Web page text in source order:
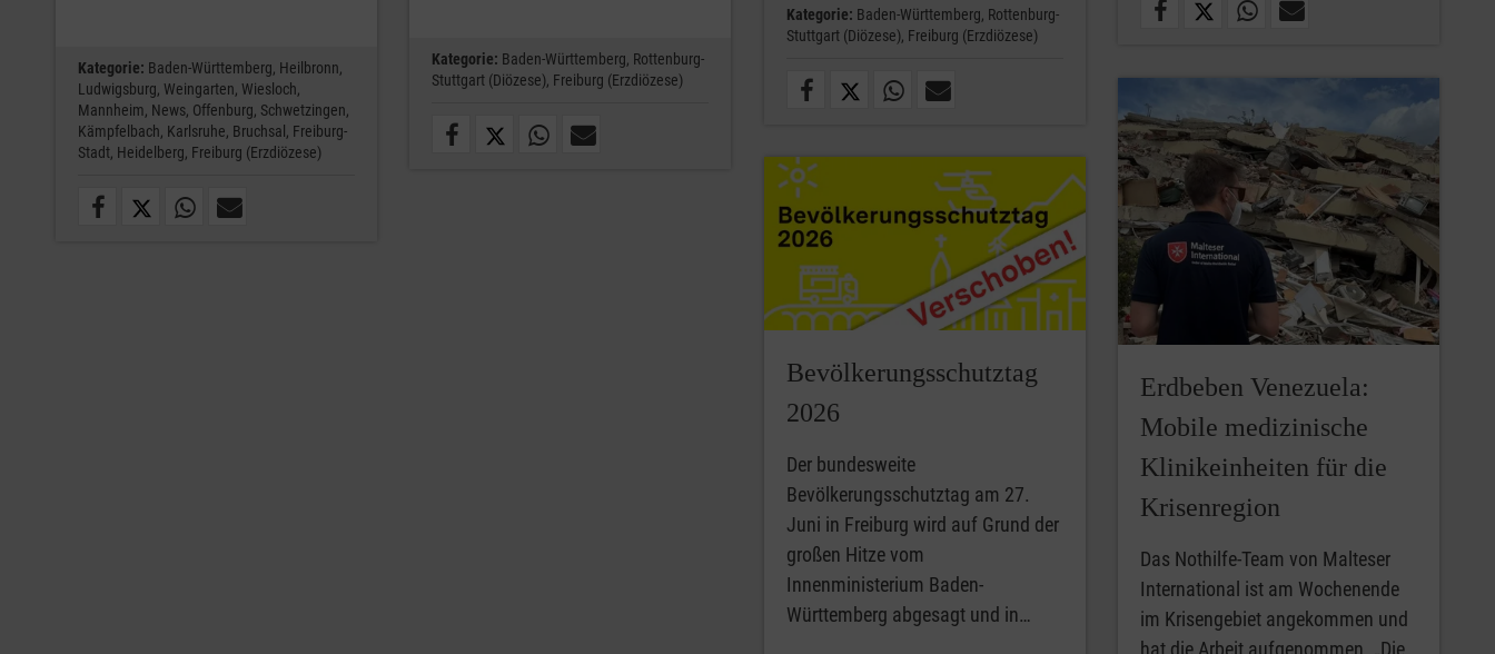
Kategorie: Baden-Württemberg, Heilbronn,
Ludwigsburg, Weingarten, Wiesloch,
Mannheim, News, Offenburg, Schwetzingen,
Kämpfelbach, Karlsruhe, Bruchsal, Freiburg-
Stadt, Heidelberg, Freiburg (Erzdiözese)
Kategorie: Baden-Württemberg, Rottenburg-
Stuttgart (Diözese), Freiburg (Erzdiözese)
Kategorie: Baden-Württemberg, Rottenburg-
Stuttgart (Diözese), Freiburg (Erzdiözese)
Erdbeben Venezuela:
Mobile medizinische
Klinikeinheiten für die
Krisenregion
Das Nothilfe-Team von Malteser
International ist am Wochenende
im Krisengebiet angekommen und
hat die Arbeit aufgenommen. „Die
Bevölkerungsschutztag
2026
Der bundesweite
Bevölkerungsschutztag am 27.
Juni in Freiburg wird auf Grund der
großen Hitze vom
Innenministerium Baden-
Württemberg abgesagt und in…